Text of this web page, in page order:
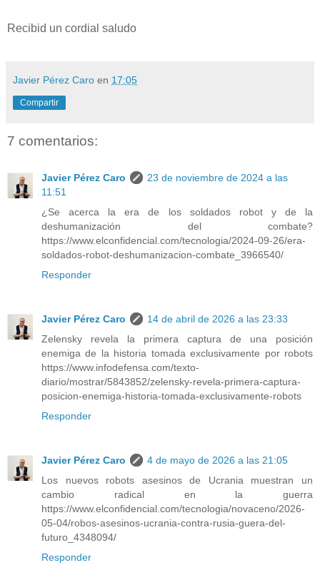
Recibid un cordial saludo
Javier Pérez Caro en 17:05
Compartir
7 comentarios:
Javier Pérez Caro
23 de noviembre de 2024 a las
11:51
¿Se acerca la era de los soldados robot y de la
deshumanización del combate?
https://www.elconfidencial.com/tecnologia/2024-09-26/era-
soldados-robot-deshumanizacion-combate_3966540/
Responder
Javier Pérez Caro
14 de abril de 2026 a las 23:33
Zelensky revela la primera captura de una posición
enemiga de la historia tomada exclusivamente por robots
https://www.infodefensa.com/texto-
diario/mostrar/5843852/zelensky-revela-primera-captura-
posicion-enemiga-historia-tomada-exclusivamente-robots
Responder
Javier Pérez Caro
4 de mayo de 2026 a las 21:05
Los nuevos robots asesinos de Ucrania muestran un
cambio radical en la guerra
https://www.elconfidencial.com/tecnologia/novaceno/2026-
05-04/robos-asesinos-ucrania-contra-rusia-guera-del-
futuro_4348094/
Responder